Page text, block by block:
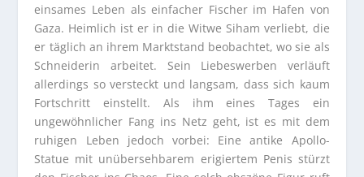
einsames Leben als einfacher Fischer im Hafen von
Gaza. Heimlich ist er in die Witwe Siham verliebt, die
er täglich an ihrem Marktstand beobachtet, wo sie als
Schneiderin arbeitet. Sein Liebeswerben verläuft
allerdings so versteckt und langsam, dass sich kaum
Fortschritt einstellt. Als ihm eines Tages ein
ungewöhnlicher Fang ins Netz geht, ist es mit dem
ruhigen Leben jedoch vorbei: Eine antike Apollo-
Statue mit unübersehbarem erigiertem Penis stürzt